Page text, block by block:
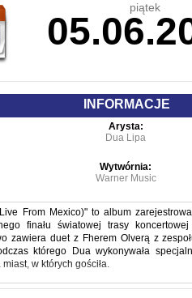
piątek
INFORMACJE
Arysta:
Dua Lipa
Wytwórnia:
Warner Music
From Mexico)" to album
finału światowej trasy
zawiera duet z Fherem Olverą z
którego Dua wykonywała
w których gościła.
(live from mexico)